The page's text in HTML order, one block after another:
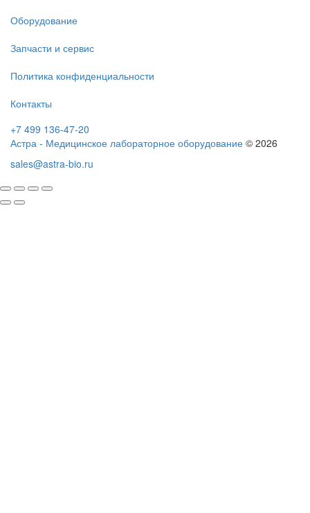
Оборудование
Запчасти и сервис
Политика конфиденциальности
Контакты
+7 499 136-47-20
Астра - Медицинское лабораторное оборудование © 2026
sales@astra-bio.ru